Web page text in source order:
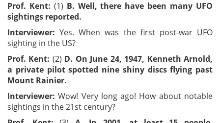
Prof. Kent: (1) B. Well, there have been many UFO
sightings reported.
Interviewer: Yes. When was the first post-war UFO
sighting in the US?
Prof. Kent: (2) D. On June 24, 1947, Kenneth Arnold,
a private pilot spotted nine shiny discs flying past
Mount Rainier.
Interviewer: Wow! Very long ago! How about notable
sightings in the 21st century?